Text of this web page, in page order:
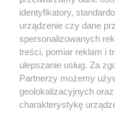
Reklama
identyfikatory,
urządzenie czy dane
spersonalizowanych
treści, pomiar reklam i
ulepszanie usług. Za
Partnerzy możemy
geolokalizacyjnych
charakterystykę